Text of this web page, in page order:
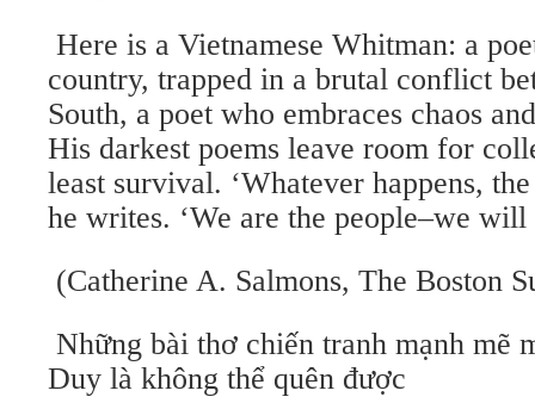
Here is a Vietnamese Whitman: a
country, trapped in a brutal conflict
South, a poet who embraces chaos
His darkest poems leave room for
least survival. ‘Whatever happens,
he writes. ‘We are the people–we will
(Catherine A. Salmons, The Boston
Những bài thơ chiến tranh mạnh mẽ
Duy là không thể quên được